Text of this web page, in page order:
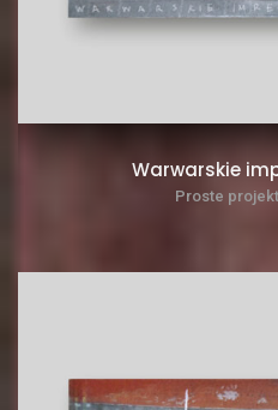
Warwarskie
Proste